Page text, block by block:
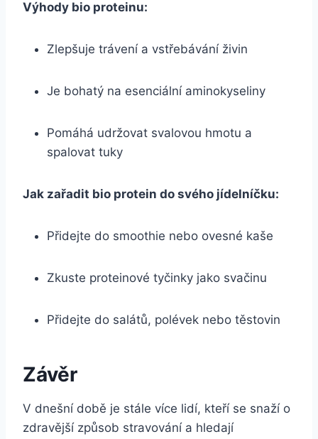
Výhody bio proteinu:
Zlepšuje trávení a⁤ vstřebávání živin
Je bohatý na esenciální aminokyseliny
Pomáhá udržovat ​svalovou hmotu a
spalovat tuky
Jak⁣ zařadit bio protein do svého jídelníčku:
Přidejte do smoothie nebo ovesné kaše
Zkuste proteinové tyčinky jako svačinu
Přidejte do salátů, ⁤polévek⁣ nebo těstovin
Závěr
V dnešní době je stále⁤ více⁣ lidí, kteří se snaží o
⁣zdravější způsob stravování a hledají